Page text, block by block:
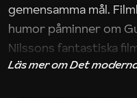
gemensamma mål.
humor påminner om
Nilssons fantastiska
iakttagelser om hur